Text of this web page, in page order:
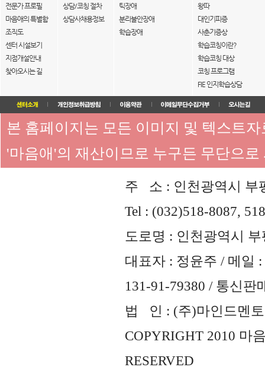
전문가 프로필
마음애의 특별함
조직도
센터 시설보기
지점개설안내
찾아오시는 길
상담/코칭 절차
상담사채용정보
틱장애
분리불안장애
학습장애
왕따
대인기피증
사춘기증상
학습코칭이란?
학습코칭 대상
코칭 프로그램
FIE 인지학습상담
본 홈페이지는 모든 이미지 및 텍스트
'마음애'의 재산이므로 누구든 무단으
주 소 : 인천광역시 부
Tel : (032)518-8087,
도로명 : 인천광역시
대표자 : 정윤주 / 메일 :
131-91-79380 / 통신판
법 인 : (주)마인드멘토
COPYRIGHT 2010 마
RESERVED